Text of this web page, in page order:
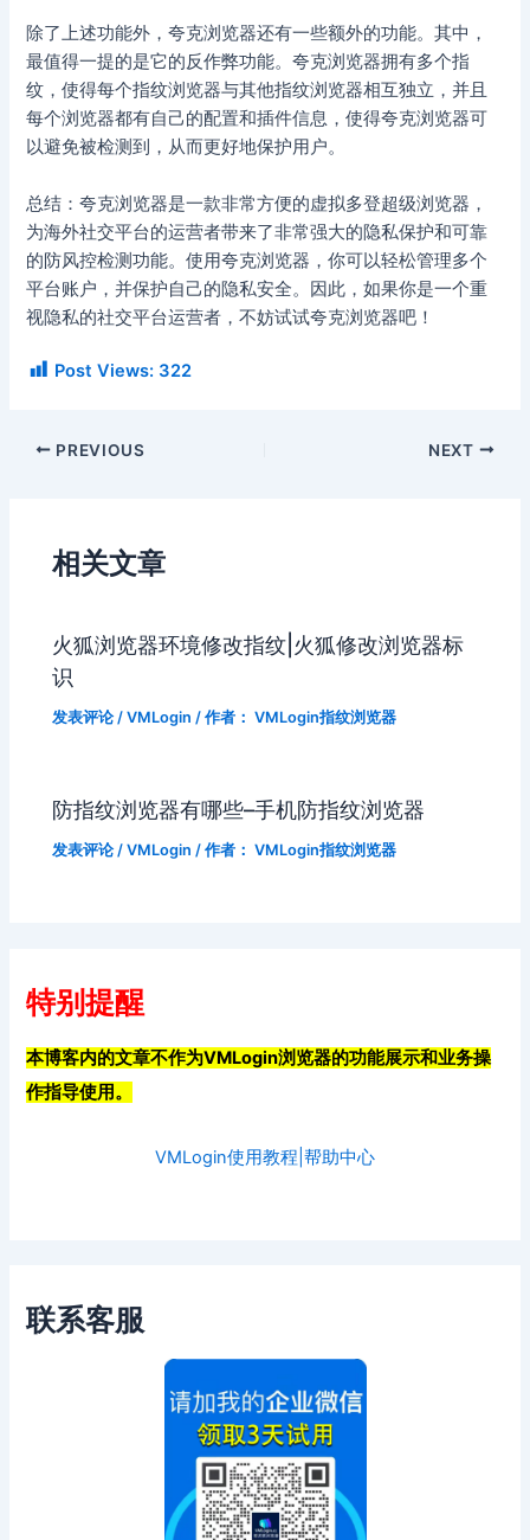
除了上述功能外，夸克浏览器还有一些额外的功能。其中，
最值得一提的是它的反作弊功能。夸克浏览器拥有多个指
纹，使得每个指纹浏览器与其他指纹浏览器相互独立，并且
每个浏览器都有自己的配置和插件信息，使得夸克浏览器可
以避免被检测到，从而更好地保护用户。
总结：夸克浏览器是一款非常方便的虚拟多登超级浏览器，
为海外社交平台的运营者带来了非常强大的隐私保护和可靠
的防风控检测功能。使用夸克浏览器，你可以轻松管理多个
平台账户，并保护自己的隐私安全。因此，如果你是一个重
视隐私的社交平台运营者，不妨试试夸克浏览器吧！
Post Views: 322
PREVIOUS NEXT
相关文章
火狐浏览器环境修改指纹|火狐修改浏览器标
识
发表评论 /VMLogin / 作者： VMLogin指纹浏览器
防指纹浏览器有哪些–手机防指纹浏览器
发表评论 /VMLogin / 作者： VMLogin指纹浏览器
特别提醒
本博客内的文章不作为VMLogin浏览器的功能展示和业务操
作指导使用。
VMLogin使用教程|帮助中心
联系客服